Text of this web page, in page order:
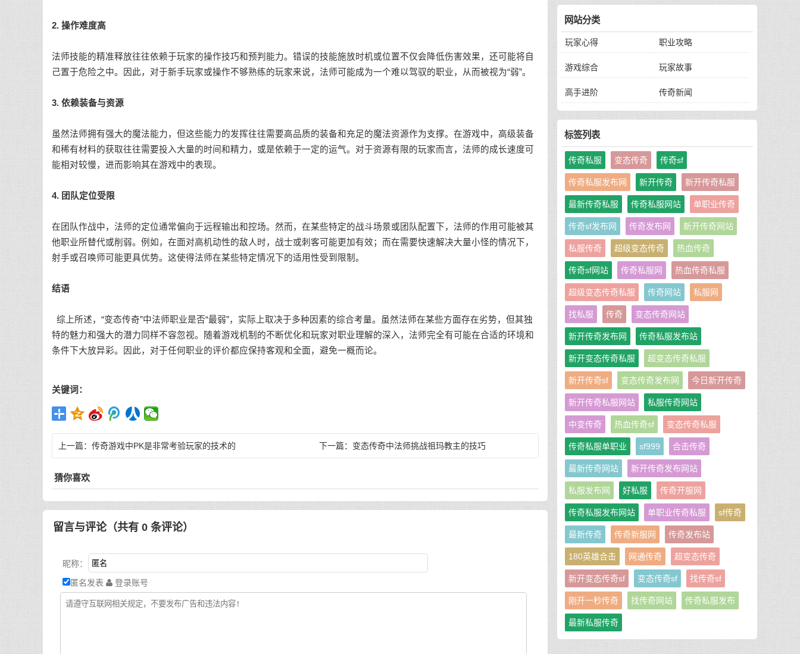
2. 操作难度高
法师技能的精准释放往往依赖于玩家的操作技巧和预判能力。错误的技能施放时机或位置不仅会降低伤害效果，还可能将自
己置于危险之中。因此，对于新手玩家或操作不够熟练的玩家来说，法师可能成为一个难以驾驭的职业，从而被视为“弱”。
3. 依赖装备与资源
虽然法师拥有强大的魔法能力，但这些能力的发挥往往需要高品质的装备和充足的魔法资源作为支撑。在游戏中，高级装备
和稀有材料的获取往往需要投入大量的时间和精力，或是依赖于一定的运气。对于资源有限的玩家而言，法师的成长速度可
能相对较慢，进而影响其在游戏中的表现。
4. 团队定位受限
在团队作战中，法师的定位通常偏向于远程输出和控场。然而，在某些特定的战斗场景或团队配置下，法师的作用可能被其
他职业所替代或削弱。例如，在面对高机动性的敌人时，战士或刺客可能更加有效；而在需要快速解决大量小怪的情况下，
射手或召唤师可能更具优势。这使得法师在某些特定情况下的适用性受到限制。
结语
综上所述，“变态传奇”中法师职业是否“最弱”，实际上取决于多种因素的综合考量。虽然法师在某些方面存在劣势，但其独
特的魅力和强大的潜力同样不容忽视。随着游戏机制的不断优化和玩家对职业理解的深入，法师完全有可能在合适的环境和
条件下大放异彩。因此，对于任何职业的评价都应保持客观和全面，避免一概而论。
关键词：
上一篇： 传奇游戏中PK是非常考验玩家的技术的 下一篇： 变态传奇中法师挑战祖玛教主的技巧
猜你喜欢
留言与评论（共有 0 条评论）
昵称：
匿名发表 登录账号
网站分类
玩家心得 职业攻略
游戏综合 玩家故事
高手进阶 传奇新闻
标签列表
传奇私服 变态传奇 传奇sf
传奇私服发布网 新开传奇 新开传奇私服
最新传奇私服 传奇私服网站 单职业传奇
传奇sf发布网 传奇发布网 新开传奇网站
私服传奇 超级变态传奇 热血传奇
传奇sf网站 传奇私服网 热血传奇私服
超级变态传奇私服 传奇网站 私服网
找私服 传奇 变态传奇网站
新开传奇发布网 传奇私服发布站
新开变态传奇私服 超变态传奇私服
新开传奇sf 变态传奇发布网 今日新开传奇
新开传奇私服网站 私服传奇网站
中变传奇 热血传奇sf 变态传奇私服
传奇私服单职业 sf999 合击传奇
最新传奇网站 新开传奇发布网站
私服发布网 好私服 传奇开服网
传奇私服发布网站 单职业传奇私服 sf传奇
最新传奇 传奇新服网 传奇发布站
180英雄合击 网通传奇 超变态传奇
新开变态传奇sf 变态传奇sf 找传奇sf
刚开一秒传奇 找传奇网站 传奇私服发布
最新私服传奇